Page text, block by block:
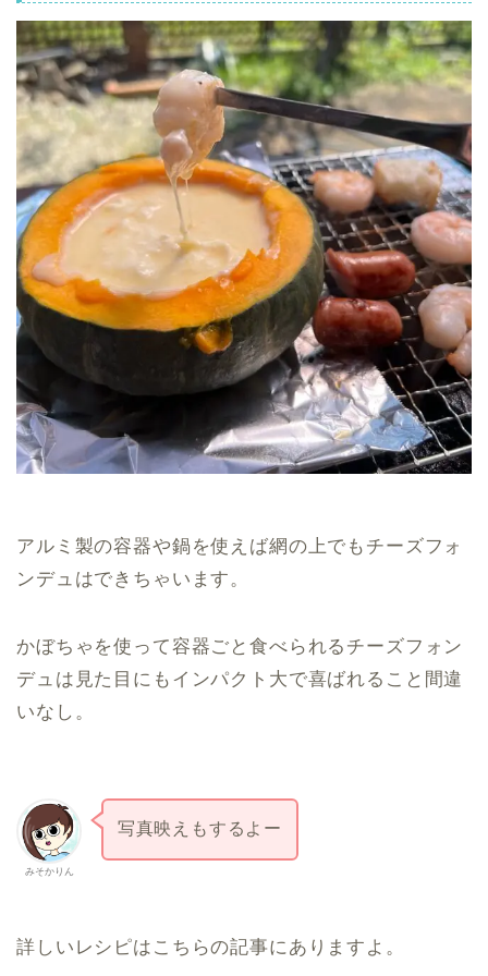
アルミ製の容器や鍋を使えば網の上でもチーズフォ
ンデュはできちゃいます。
かぼちゃを使って容器ごと食べられるチーズフォン
デュは見た目にもインパクト大で喜ばれること間違
いなし。
みそかりん
写真映えもするよー
詳しいレシピはこちらの記事にありますよ。